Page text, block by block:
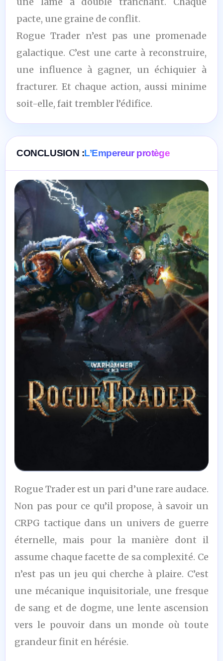
pacte, une graine de conflit.
Rogue Trader n’est pas une promenade
galactique. C’est une carte à reconstruire,
une influence à gagner, un échiquier à
fracturer. Et chaque action, aussi minime
soit-elle, fait trembler l’édifice.
CONCLUSION :L’Empereur protège
9,5
/10
Rogue Trader est un pari d’une rare audace.
Non pas pour ce qu’il propose, à savoir un
CRPG tactique dans un univers de guerre
éternelle, mais pour la manière dont il
assume chaque facette de sa complexité. Ce
n’est pas un jeu qui cherche à plaire. C’est
une mécanique inquisitoriale, une fresque
de sang et de dogme, une lente ascension
vers le pouvoir dans un monde où toute
grandeur finit en hérésie.